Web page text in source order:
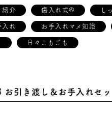
紹介 傷入れ式® し
入れ お手入れマメ知識
日々こもごも
引き渡し＆お手入れセ